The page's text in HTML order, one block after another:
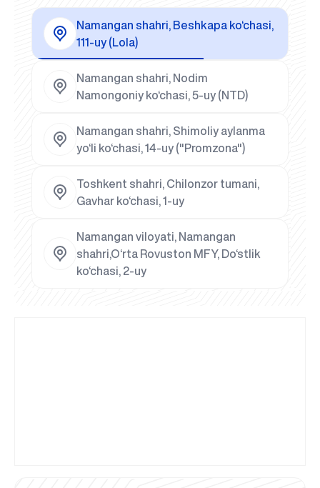
Namangan shahri, Beshkapa ko‘chasi,
111-uy (Lola)
Namangan shahri, Nodim
Namongoniy ko‘chasi, 5-uy (NTD)
Namangan shahri, Shimoliy aylanma
yo‘li ko‘chasi, 14-uy ("Promzona")
Toshkent shahri, Chilonzor tumani,
Gavhar ko‘chasi, 1-uy
Namangan viloyati, Namangan
shahri,O‘rta Rovuston MFY, Do‘stlik
ko‘chasi, 2-uy